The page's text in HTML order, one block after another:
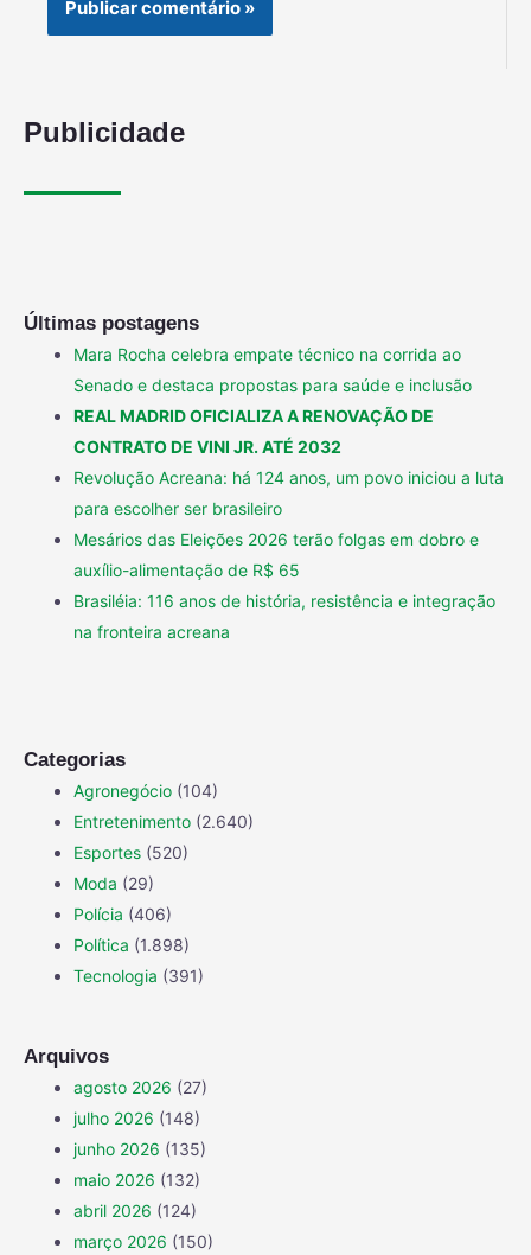
Publicidade
Últimas postagens
Mara Rocha celebra empate técnico na corrida ao
Senado e destaca propostas para saúde e inclusão
REAL MADRID OFICIALIZA A RENOVAÇÃO DE
CONTRATO DE VINI JR. ATÉ 2032
Revolução Acreana: há 124 anos, um povo iniciou a luta
para escolher ser brasileiro
Mesários das Eleições 2026 terão folgas em dobro e
auxílio-alimentação de R$ 65
Brasiléia: 116 anos de história, resistência e integração
na fronteira acreana
Categorias
Agronegócio (104)
Entretenimento (2.640)
Esportes (520)
Moda (29)
Polícia (406)
Política (1.898)
Tecnologia (391)
Arquivos
agosto 2026 (27)
julho 2026 (148)
junho 2026 (135)
maio 2026 (132)
abril 2026 (124)
março 2026 (150)